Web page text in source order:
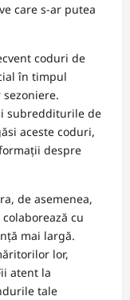
care s-ar putea
coduri de
în timpul
subredditurile de
aceste coduri,
despre
de asemenea,
cu
mai largă.
lor,
atent la
tale